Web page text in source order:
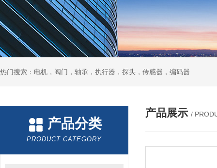
热门搜索：电机，阀门，轴承，执行器，探头，传感器，编码器
产品分类
PRODUCT CATEGORY
产品展示 /